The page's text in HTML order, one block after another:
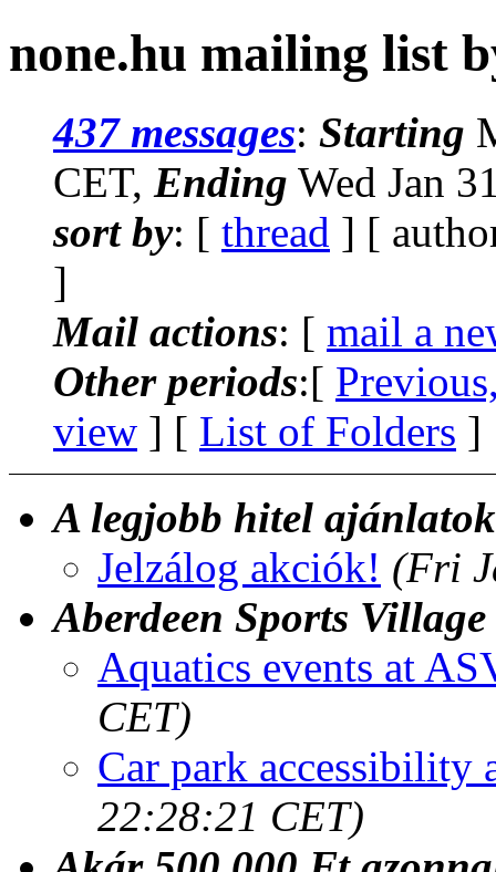
none.hu mailing list
437 messages: Starting
CET, Ending Wed Jan
sort by: [ thread ] [
]
Mail actions: [ mail a
Other periods:[
view ] [ List of Folders ]
A legjobb hitel
Jelzálog akciók! (Fri
Aberdeen Sports Village
Aquatics events at
CET)
Car park accessibility
22:28:21 CET)